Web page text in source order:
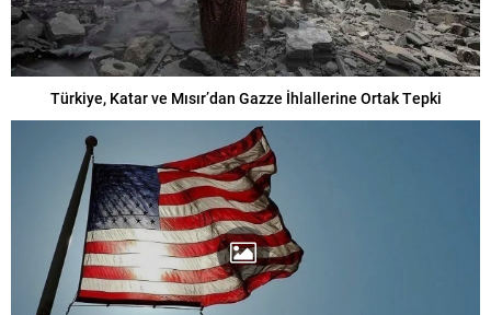
Türkiye, Katar ve Mısır’dan Gazze İhlallerine Ortak Tepki